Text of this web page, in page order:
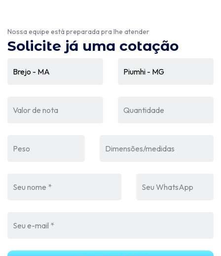
Nossa equipe está preparada pra lhe atender
Solicite já uma cotação